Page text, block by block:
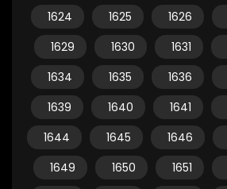
1624
1625 1626
1629
1630 1631
1634
1635 1636
1639
1640 1641
1644
1645 1646
1649
1650 1651